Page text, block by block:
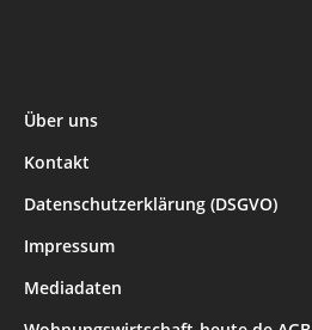
Über uns
Kontakt
Datenschutzerklärung (DSGVO)
Impressum
Mediadaten